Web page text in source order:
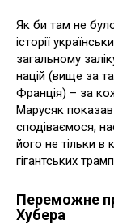
Як би там не
історії
загальному
націй (вище за
Франція) – за
Марусяк показав
сподіваємося,
його не тільки в
гігантських
Переможне
Хубера